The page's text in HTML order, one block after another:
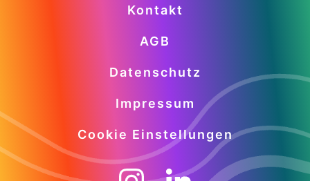
Kontakt
AGB
Datenschutz
Impressum
Cookie Einstellungen